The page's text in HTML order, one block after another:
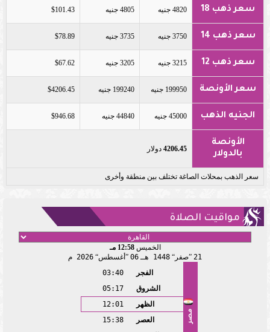
سعر ذهب 18 4820 جنيه 4805 جنيه $101.43
سعر ذهب 14 3750 جنيه 3735 جنيه $78.89
سعر ذهب 12 3215 جنيه 3205 جنيه $67.62
سعر الأونصة 199950 جنيه 199240 جنيه $4206.45
الجنيه الذهب 45000 جنيه 44840 جنيه $946.68
الأونصة
بالدولار
4206.45 دولار
سعر الذهب بمحلات الصاغة تختلف بين منطقة وأخرى
مواقيت الصلاة
الخميس12:58 مـ
21
صفر 1448 هـ 06 أغسطس 2026 م
مصر
الفجر
03:40
الشروق
05:17
الظهر
12:01
العصر
15:38